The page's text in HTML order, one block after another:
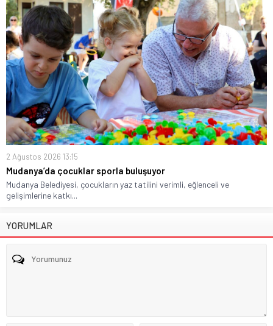
2 Ağustos 2026 13:15
Mudanya’da çocuklar sporla buluşuyor
Mudanya Belediyesi, çocukların yaz tatilini verimli, eğlenceli ve
gelişimlerine katkı...
YORUMLAR